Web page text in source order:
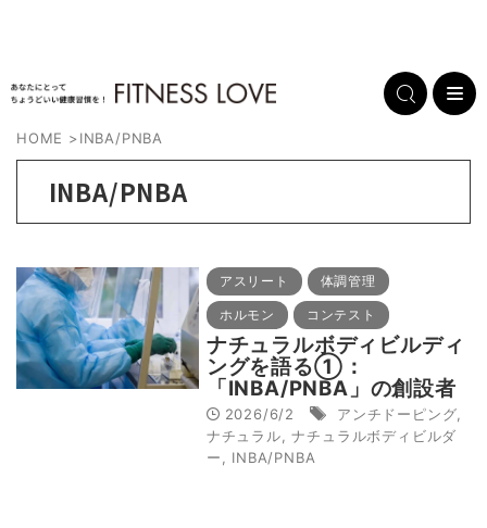
HOME >INBA/PNBA
INBA/PNBA
アスリート 体調管理
ホルモン コンテスト
ナチュラルボディビルディ
ングを語る①：
「INBA/PNBA」の創設者
であるデニー・S・ケイコ
ス氏が「WADAの薬物検査
にこだわる理由」とは
2026/6/2 アンチドーピング
ナチュラル ,ナチュラルボディビルダ
ー
INBA/PNBA